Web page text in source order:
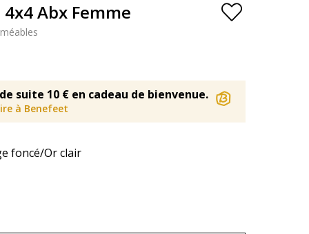
Abx Femme
suite 10 € en cadeau de bienvenue.
à Benefeet
foncé/Or clair